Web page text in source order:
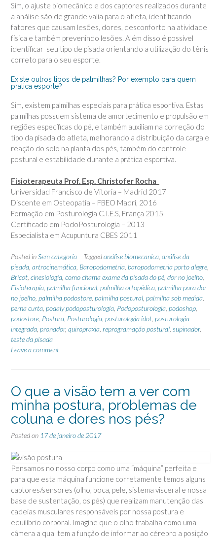
Sim, o ajuste biomecânico e dos captores realizados durante
a análise são de grande valia para o atleta, identificando
fatores que causam lesões, dores, desconforto na atividade
física e também prevenindo lesões. Além disso é possível
identificar seu tipo de pisada orientando a utilização do tênis
correto para o seu esporte.
Existe outros tipos de palmilhas? Por exemplo para quem
pratica esporte?
Sim, existem palmilhas especiais para prática esportiva. Estas
palmilhas possuem sistema de amortecimento e propulsão em
regiões específicas do pé, e também auxiliam na correção do
tipo da pisada do atleta, melhorando a distribuição da carga e
reação do solo na planta dos pés, também do controle
postural e estabilidade durante a prática esportiva.
Fisioterapeuta Prof. Esp. Christofer Rocha
Universidad Francisco de Vitoria – Madrid 2017
Discente em Osteopatia – FBEO Madri, 2016
Formação em Posturologia C.I.E.S, França 2015
Certificado em PodoPosturologia – 2013
Especialista em Acupuntura CBES 2011
Posted inSem categoria Taggedanálise biomecanica análise da
pisada artrocinemática Baropodometria baropodometria porto alegre
Bricot cinesiologia como chama exame da pisada do pé dor no joelho
Fisioterapia palmilha funcional palmilha ortopédica palmilha para dor
no joelho palmilha podostore palmilha postural palmilha sob medida
perna curta podaly podoposturologia Podoposturologia podoshop
podostore Postura Posturologia posturologia idot posturologia
integrada pronador, quiropraxia reprogramação postural supinador,
teste da pisada
Leave a comment
O que a visão tem a ver com
minha postura, problemas de
coluna e dores nos pés?
Posted on 17 de janeiro de 2017
Pensamos no nosso corpo como uma “máquina” perfeita e
para que esta máquina funcione corretamente temos alguns
captores/sensores (olho, boca, pele, sistema visceral e nossa
base de sustentação, os pés) que realizam manutenção das
cadeias musculares responsáveis por nossa postura e
equilíbrio corporal. Imagine que o olho trabalha como uma
câmera a qual tem a função de informar ao cérebro a posição